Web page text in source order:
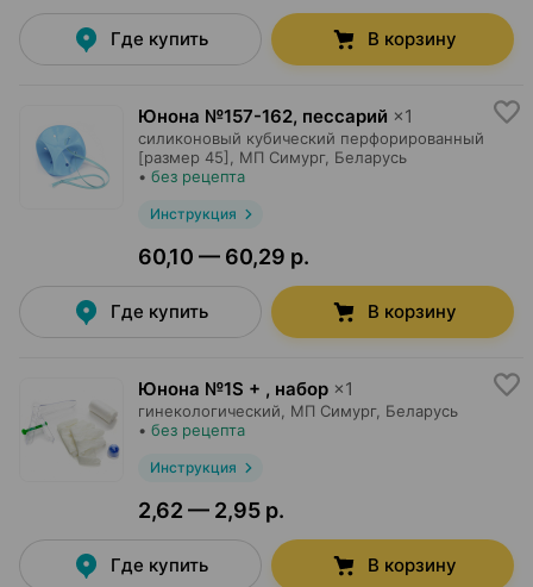
Где купить В корзину
Юнона №157-162, пессарий ×1
силиконовый кубический перфорированный
[размер 45],
МП Симург, Беларусь
• без рецепта
Инструкция
60,10 — 60,29 р.
Где купить В корзину
Юнона №1S + , набор ×1
гинекологический, МП Симург, Беларусь
• без рецепта
Инструкция
2,62 — 2,95 р.
Где купить В корзину